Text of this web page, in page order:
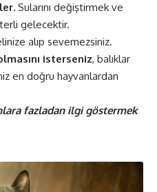
Sularını değiştirmek ve
gelecektir.
alıp sevemezsiniz.
isterseniz, balıklar
en doğru hayvanlardan
fazladan ilgi göstermek